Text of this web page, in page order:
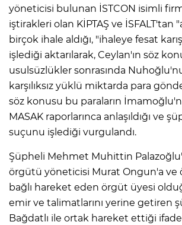
yöneticisi bulunan İSTCON isimli
iştirakleri olan KİPTAŞ ve İSFALT'tan
birçok ihale aldığı, "ihaleye fesat
işlediği aktarılarak, Ceylan'ın söz
usulsüzlükler sonrasında
karşılıksız yüklü miktarda para
söz konusu bu paraların
MASAK raporlarınca anlaşıldığı ve
suçunu işlediği vurgulandı.
Şüpheli Mehmet Muhittin
örgütü yöneticisi Murat Ongun'a ve
bağlı hareket eden örgüt üyesi
emir ve talimatlarını yerine getiren
Bağdatlı ile ortak hareket ettiği